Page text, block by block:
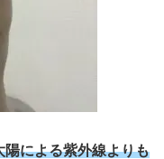
による紫外線よりも